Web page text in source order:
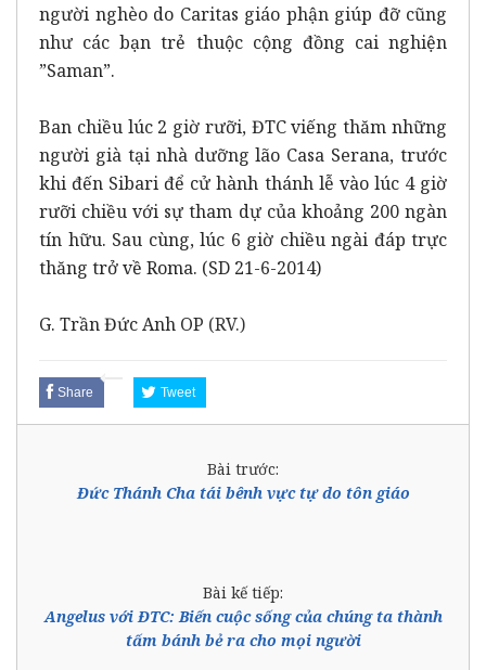
người nghèo do Caritas giáo phận giúp đỡ cũng
như các bạn trẻ thuộc cộng đồng cai nghiện
”Saman”.
Ban chiều lúc 2 giờ rưỡi, ĐTC viếng thăm những
người già tại nhà dưỡng lão Casa Serana, trước
khi đến Sibari để cử hành thánh lễ vào lúc 4 giờ
rưỡi chiều với sự tham dự của khoảng 200 ngàn
tín hữu. Sau cùng, lúc 6 giờ chiều ngài đáp trực
thăng trở về Roma. (SD 21-6-2014)
G. Trần Đức Anh OP (RV.)
Share Tweet
Bài trước:
Đức Thánh Cha tái bênh vực tự do tôn giáo
Bài kế tiếp:
Angelus với ĐTC: Biến cuộc sống của chúng ta thành
tấm bánh bẻ ra cho mọi người